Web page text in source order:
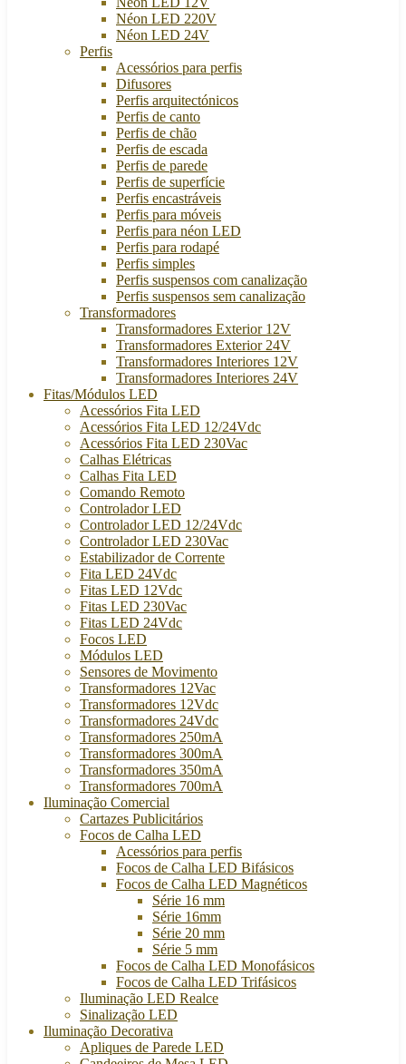
Néon LED 220V
Néon LED 24V
Perfis
Acessórios para perfis
Difusores
Perfis arquitectónicos
Perfis de canto
Perfis de chão
Perfis de escada
Perfis de parede
Perfis de superfície
Perfis encastráveis
Perfis para móveis
Perfis para néon LED
Perfis para rodapé
Perfis simples
Perfis suspensos com canalização
Perfis suspensos sem canalização
Transformadores
Transformadores Exterior 12V
Transformadores Exterior 24V
Transformadores Interiores 12V
Transformadores Interiores 24V
Fitas/Módulos LED
Acessórios Fita LED
Acessórios Fita LED 12/24Vdc
Acessórios Fita LED 230Vac
Calhas Elétricas
Calhas Fita LED
Comando Remoto
Controlador LED
Controlador LED 12/24Vdc
Controlador LED 230Vac
Estabilizador de Corrente
Fita LED 24Vdc
Fitas LED 12Vdc
Fitas LED 230Vac
Fitas LED 24Vdc
Focos LED
Módulos LED
Sensores de Movimento
Transformadores 12Vac
Transformadores 12Vdc
Transformadores 24Vdc
Transformadores 250mA
Transformadores 300mA
Transformadores 350mA
Transformadores 700mA
Iluminação Comercial
Cartazes Publicitários
Focos de Calha LED
Acessórios para perfis
Focos de Calha LED Bifásicos
Focos de Calha LED Magnéticos
Série 16 mm
Série 16mm
Série 20 mm
Série 5 mm
Focos de Calha LED Monofásicos
Focos de Calha LED Trifásicos
Iluminação LED Realce
Sinalização LED
Iluminação Decorativa
Apliques de Parede LED